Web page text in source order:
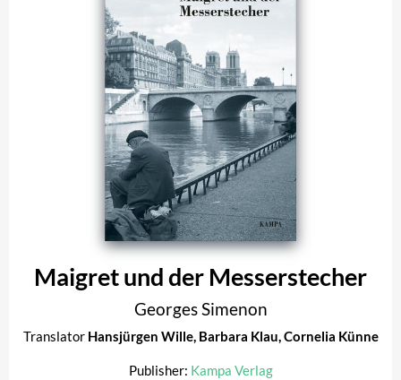
Maigret und der Messerstecher
Georges Simenon
Translator Hansjürgen Wille, Barbara Klau,Cornelia Künne
Publisher: Kampa Verlag